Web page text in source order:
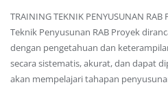
TRAINING TEKNIK PENYUSUNAN
Teknik Penyusunan RAB Proyek
dengan pengetahuan dan
secara sistematis, akurat, dan dapat
akan mempelajari tahapan